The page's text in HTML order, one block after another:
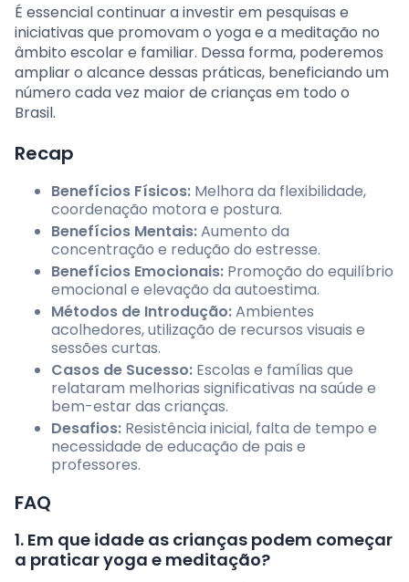
É essencial continuar a investir em pesquisas e
iniciativas que promovam o yoga e a meditação no
âmbito escolar e familiar. Dessa forma, poderemos
ampliar o alcance dessas práticas, beneficiando um
número cada vez maior de crianças em todo o
Brasil.
Recap
Benefícios Físicos: Melhora da flexibilidade,
coordenação motora e postura.
Benefícios Mentais:Aumento da
concentração e redução do estresse.
Benefícios Emocionais: Promoção do equilíbrio
emocional e elevação da autoestima.
Métodos de Introdução:Ambientes
acolhedores, utilização de recursos visuais e
sessões curtas.
Casos de Sucesso: Escolas e famílias que
relataram melhorias significativas na saúde e
bem-estar das crianças.
Desafios: Resistência inicial, falta de tempo e
necessidade de educação de pais e
professores.
FAQ
1. Em que idade as crianças podem começar
a praticar yoga e meditação?